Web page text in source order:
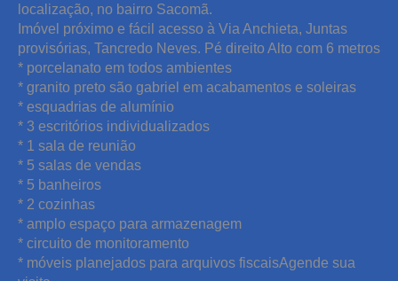
localização, no bairro Sacomã.
Imóvel próximo e fácil acesso à Via Anchieta, Juntas
provisórias, Tancredo Neves. Pé direito Alto com 6 metros
* porcelanato em todos ambientes
* granito preto são gabriel em acabamentos e soleiras
* esquadrias de alumínio
* 3 escritórios individualizados
* 1 sala de reunião
* 5 salas de vendas
* 5 banheiros
* 2 cozinhas
* amplo espaço para armazenagem
* circuito de monitoramento
* móveis planejados para arquivos fiscaisAgende sua